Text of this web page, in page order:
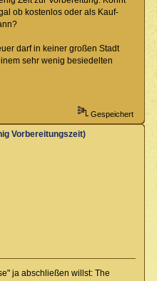
ob kostenlos oder als Kauf-
darf in keiner großen Stadt
sehr wenig besiedelten
Gespeichert
Vorbereitungszeit)
ja abschließen willst: The